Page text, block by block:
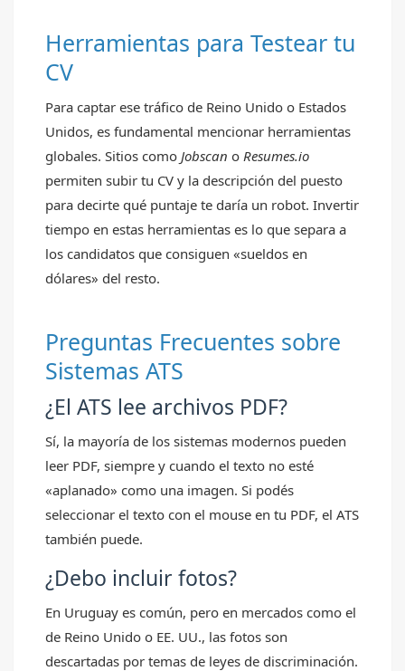
Herramientas para Testear tu
CV
Para captar ese tráfico de Reino Unido o Estados
Unidos, es fundamental mencionar herramientas
globales. Sitios como Jobscan o Resumes.io
permiten subir tu CV y la descripción del puesto
para decirte qué puntaje te daría un robot. Invertir
tiempo en estas herramientas es lo que separa a
los candidatos que consiguen «sueldos en
dólares» del resto.
Preguntas Frecuentes sobre
Sistemas ATS
¿El ATS lee archivos PDF?
Sí, la mayoría de los sistemas modernos pueden
leer PDF, siempre y cuando el texto no esté
«aplanado» como una imagen. Si podés
seleccionar el texto con el mouse en tu PDF, el ATS
también puede.
¿Debo incluir fotos?
En Uruguay es común, pero en mercados como el
de Reino Unido o EE. UU., las fotos son
descartadas por temas de leyes de discriminación.